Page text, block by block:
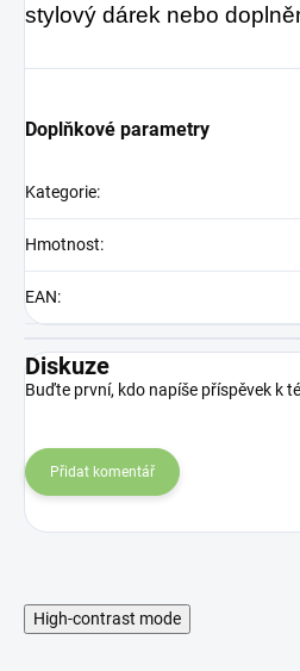
stylový dárek nebo
Doplňkové parametry
Kategorie:
Hmotnost:
EAN:
Diskuze
Buďte první, kdo napíše příspěvek k
Přidat komentář
High-contrast mode